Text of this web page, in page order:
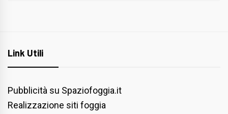
Link Utili
Pubblicità su Spaziofoggia.it
Realizzazione siti foggia